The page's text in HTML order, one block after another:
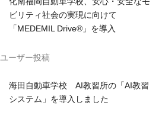
ビリティ社会の実現に向けて
「MEDEMIL Drive®」を導入
ユーザー投稿
海田自動車学校 AI教習所の「AI教習
システム」を導入しました